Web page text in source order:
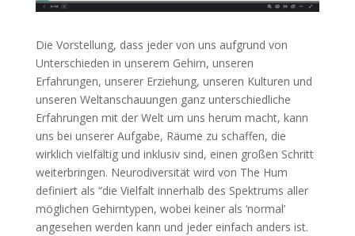
Die Vorstellung, dass jeder von uns aufgrund von
Unterschieden in unserem Gehirn, unseren
Erfahrungen, unserer Erziehung, unseren Kulturen und
unseren Weltanschauungen ganz unterschiedliche
Erfahrungen mit der Welt um uns herum macht, kann
uns bei unserer Aufgabe, Räume zu schaffen, die
wirklich vielfältig und inklusiv sind, einen großen Schritt
weiterbringen. Neurodiversität wird von The Hum
definiert als “die Vielfalt innerhalb des Spektrums aller
möglichen Gehirntypen, wobei keiner als ‘normal’
angesehen werden kann und jeder einfach anders ist.